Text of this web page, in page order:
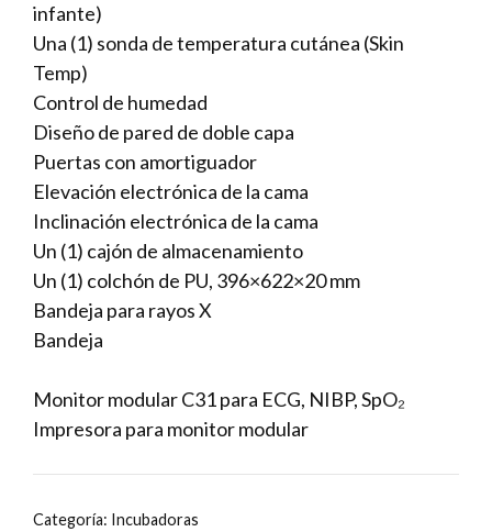
infante)
Una (1) sonda de temperatura cutánea (Skin
Temp)
Control de humedad
Diseño de pared de doble capa
Puertas con amortiguador
Elevación electrónica de la cama
Inclinación electrónica de la cama
Un (1) cajón de almacenamiento
Un (1) colchón de PU, 396×622×20 mm
Bandeja para rayos X
Bandeja
Monitor modular C31 para ECG, NIBP, SpO₂
Impresora para monitor modular
Categoría: Incubadoras